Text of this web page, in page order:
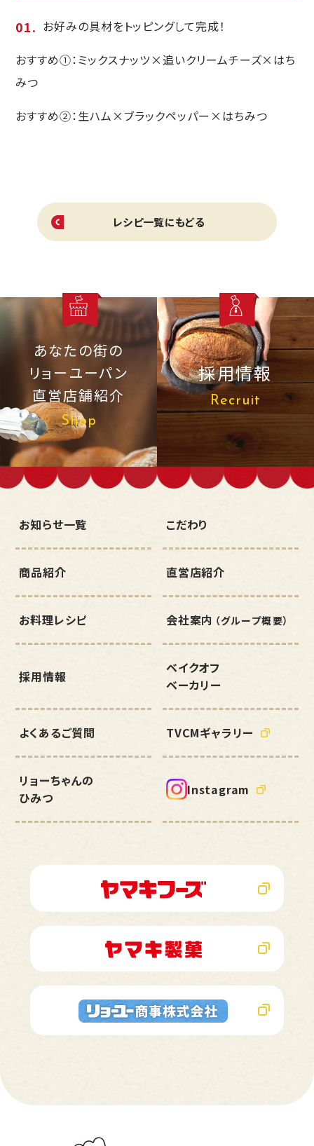
お好みの具材をトッピングして完成！
おすすめ①：ミックスナッツ×追いクリームチーズ×はち
みつ
おすすめ②：生ハム×ブラックペッパー×はちみつ
レシピ一覧にもどる
あなたの街の
リョーユーパン
直営店舗紹介
Shop
採用情報
Recruit
お知らせ一覧 こだわり
商品紹介 直営店紹介
お料理レシピ 会社案内 （グループ概要）
採用情報
ベイクオフ
ベーカリー
よくあるご質問 TVCMギャラリー
リョーちゃんの
ひみつ
Instagram